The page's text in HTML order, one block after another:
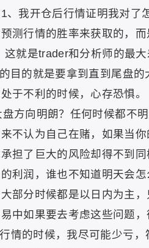
、我开仓后行情证明我对了
测行情的胜率来获取的，
这就是trader和分析师的最大
目的就是要拿到直到尾盘的
于不利的时候，心存恐惧。
方向明朗？任何时候都不
不认为自己在赌，如果当
担了巨大的风险却得不到
利润，谁也不知道明天会
部分时候都是以日内为主
中如果要去考虑这些问题，
情的时候，我尽可能少亏